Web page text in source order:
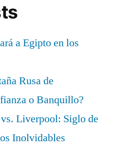
a Egipto en los
Rusa de
o Banquillo?
Liverpool: Siglo de
Inolvidables